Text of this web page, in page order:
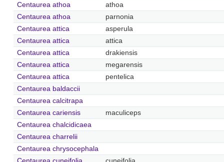
Centaurea athoa
athoa
Centaurea athoa
parnonia
Centaurea attica
asperula
Centaurea attica
attica
Centaurea attica
drakiensis
Centaurea attica
megarensis
Centaurea attica
pentelica
Centaurea baldaccii
Centaurea calcitrapa
Centaurea cariensis
maculiceps
Centaurea chalcidicaea
Centaurea charrelii
Centaurea chrysocephala